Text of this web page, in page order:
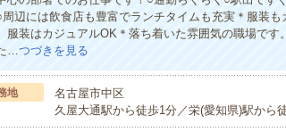
辺には飲食店も豊富でランチタイムも充実＊服装
服装はカジュアルOK＊落ち着いた雰囲気の職場です
…つづきを見る
地
名古屋市中区
久屋大通駅から徒歩1分／栄(愛知県)駅から